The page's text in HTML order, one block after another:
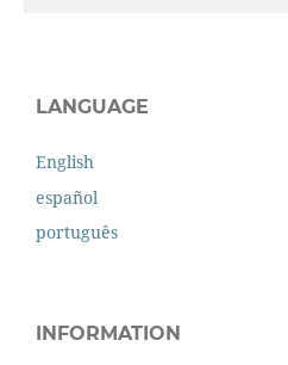
LANGUAGE
English
español
português
INFORMATION